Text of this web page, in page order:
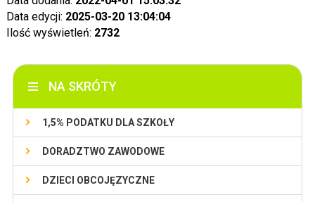
Data edycji: 2025-03-20 13:04:04
Ilość wyświetleń: 2732
NA SKRÓTY
1,5% PODATKU DLA SZKOŁY
DORADZTWO ZAWODOWE
DZIECI OBCOJĘZYCZNE